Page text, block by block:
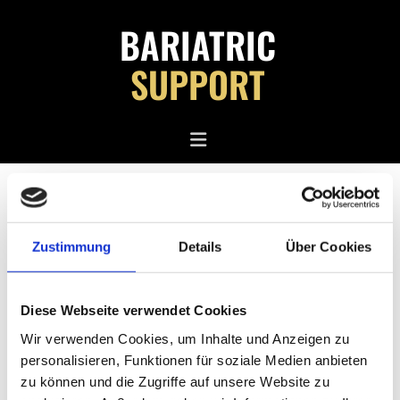
Zustimmung Details Über Cookies
Diese Webseite verwendet Cookies
Wir verwenden Cookies, um Inhalte und Anzeigen zu
personalisieren, Funktionen für soziale Medien anbieten
zu können und die Zugriffe auf unsere Website zu
BARIATRIC
SUPPORT
IMPRESSUM
ANSCHRIFT
GE­SCHÄFTS­FÜH­RER/IN­HA­